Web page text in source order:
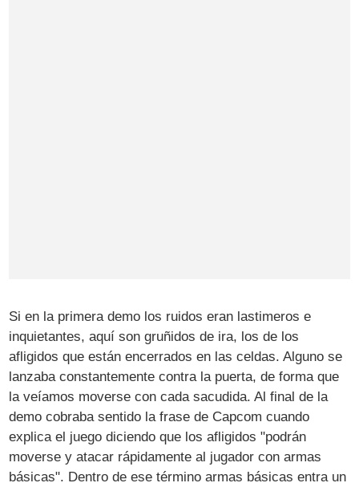
Si en la primera demo los ruidos eran lastimeros e
inquietantes, aquí son gruñidos de ira, los de los
afligidos que están encerrados en las celdas. Alguno se
lanzaba constantemente contra la puerta, de forma que
la veíamos moverse con cada sacudida. Al final de la
demo cobraba sentido la frase de Capcom cuando
explica el juego diciendo que los afligidos "podrán
moverse y atacar rápidamente al jugador con armas
básicas". Dentro de ese término armas básicas entra un